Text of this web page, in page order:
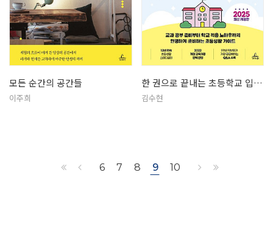
모든 순간의 공간들
이주희
한 권으로 끝내는 초등학교 입학준비
김수현
6 7 8 9 10